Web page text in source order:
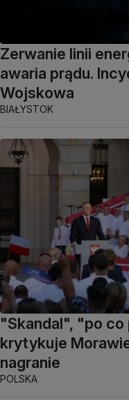
Zerwanie linii
awaria prądu.
Wojskowa
BIAŁYSTOK
"Skandal", "po co
krytykuje
nagranie
POLSKA